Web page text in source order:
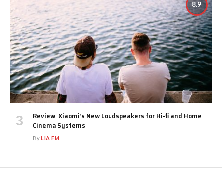
8.9
Review: Xiaomi’s New Loudspeakers for Hi-fi and Home
Cinema Systems
ByLIA FM